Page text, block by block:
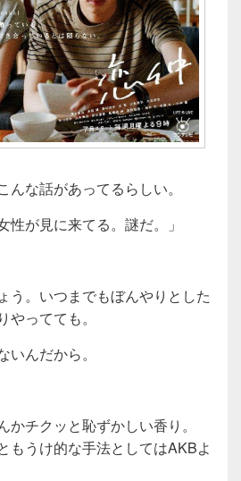
な話があってるらしい。
性が見に来てる。謎だ。」
う。いつまでもぼんやりとした
ってても。
んだから。
チクッと恥ずかしい香り。
もうけ的な手法としてはAKBよ